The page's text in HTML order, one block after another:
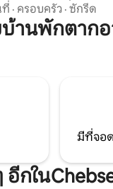
ะดวกในท้องถิ่น (ห้องอ
หาร/ซูเปอร์มาร์เก็ต/
ร์แท็ก) บ้านโค้ชเป็นส่วนต่อเติม
พร้อมเครื่องเล่นดีวีดี 2
ฟเบอร์
ที่ · ครอบครัว · ซักรีด
นพักตากอ
มีที่จอ
กใน